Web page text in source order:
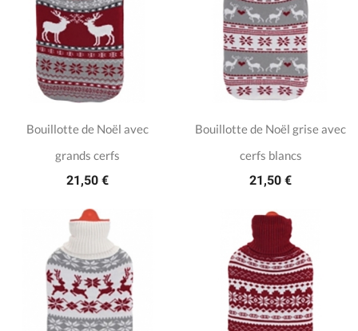
Bouillotte de Noël avec
grands cerfs
21,50 €
Bouillotte de Noël grise avec
cerfs blancs
21,50 €